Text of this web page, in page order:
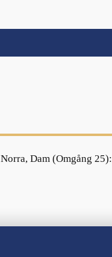
Dam (Omgång 25):